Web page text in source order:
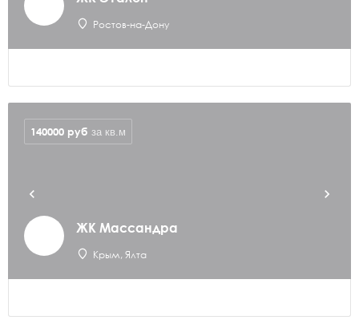
Ростов-на-Дону
ЖК Массандра
Крым, Ялта
140000 руб за кв.м